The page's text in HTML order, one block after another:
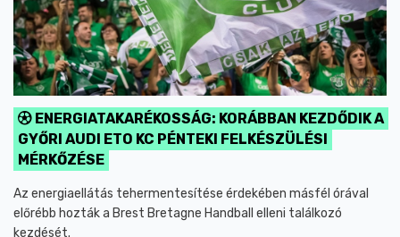
ENERGIATAKARÉKOSSÁG: KORÁBBAN KEZDŐDIK A
GYŐRI AUDI ETO KC PÉNTEKI FELKÉSZÜLÉSI
MÉRKŐZÉSE
Az energiaellátás tehermentesítése érdekében másfél órával
előrébb hozták a Brest Bretagne Handball elleni találkozó
kezdését.